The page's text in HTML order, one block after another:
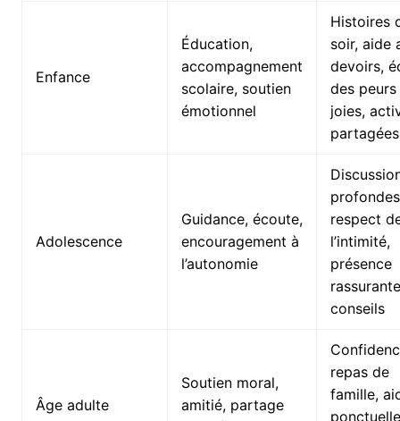
Enfance
Éducation,
accompagnement
scolaire, soutien
émotionnel
Histoires
soir, aide
devoirs,
des
joies,
partagées
Adolescence
Guidance, écoute,
encouragement à
l’autonomie
respect
l’intimité,
présence
conseils
Âge adulte
Soutien moral,
amitié, partage
repas de
famille,